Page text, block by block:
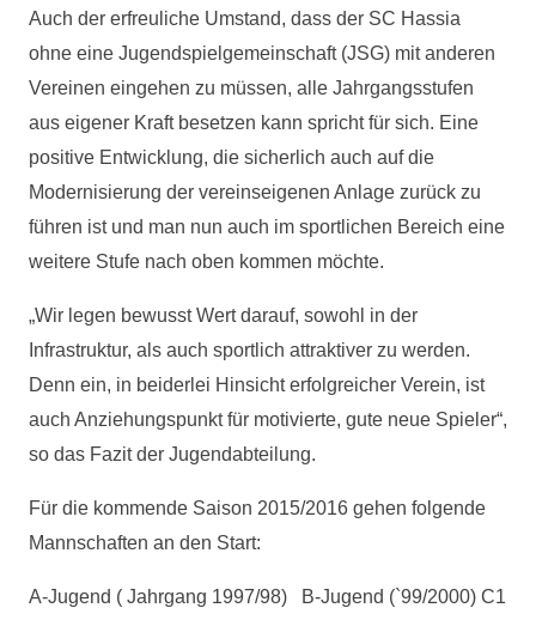
Auch der erfreuliche Umstand, dass der SC Hassia
ohne eine Jugendspielgemeinschaft (JSG) mit anderen
Vereinen eingehen zu müssen, alle Jahrgangsstufen
aus eigener Kraft besetzen kann spricht für sich. Eine
positive Entwicklung, die sicherlich auch auf die
Modernisierung der vereinseigenen Anlage zurück zu
führen ist und man nun auch im sportlichen Bereich eine
weitere Stufe nach oben kommen möchte.
„Wir legen bewusst Wert darauf, sowohl in der
Infrastruktur, als auch sportlich attraktiver zu werden.
Denn ein, in beiderlei Hinsicht erfolgreicher Verein, ist
auch Anziehungspunkt für motivierte, gute neue Spieler“,
so das Fazit der Jugendabteilung.
Für die kommende Saison 2015/2016 gehen folgende
Mannschaften an den Start:
A-Jugend ( Jahrgang 1997/98) B-Jugend (`99/2000) C1